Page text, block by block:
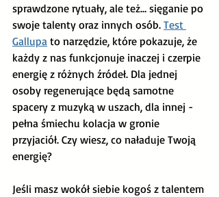
sprawdzone rytuały, ale też… sięganie po
swoje talenty oraz innych osób. Test
Gallupa to narzędzie, które pokazuje, że
każdy z nas funkcjonuje inaczej i czerpie
energię z różnych źródeł. Dla jednej
osoby regenerujące będą samotne
spacery z muzyką w uszach, dla innej -
pełna śmiechu kolacja w gronie
przyjaciół. Czy wiesz, co naładuje Twoją
energię?
Jeśli masz wokół siebie kogoś z talentem